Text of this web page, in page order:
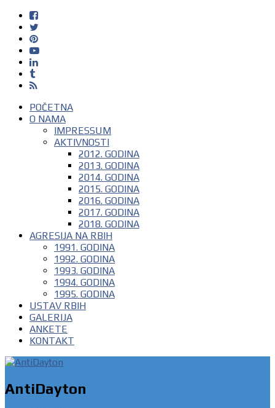
POČETNA
O NAMA
IMPRESSUM
AKTIVNOSTI
2012. GODINA
2013. GODINA
2014. GODINA
2015. GODINA
2016. GODINA
2017. GODINA
2018. GODINA
AGRESIJA NA RBIH
1991. GODINA
1992. GODINA
1993. GODINA
1994. GODINA
1995. GODINA
USTAV RBIH
GALERIJA
ANKETE
KONTAKT
AntiDayton